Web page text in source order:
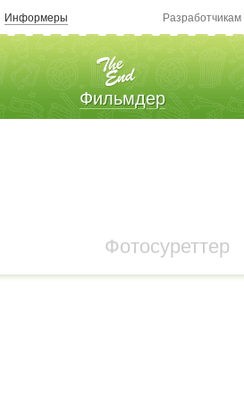
Информеры Разработчикам
Фильмдер
Фотосуреттер